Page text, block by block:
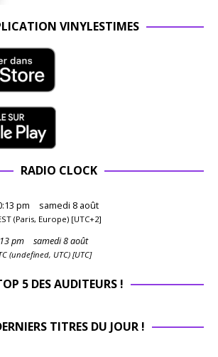
VINYLESTIMES
RADIO CLOCK
:13 pm samedi 8 août
(Paris, Europe) [UTC+2]
13pm samedi 8 août
(undefined, UTC) [UTC]
5 DES AUDITEURS !
TITRES DU JOUR !